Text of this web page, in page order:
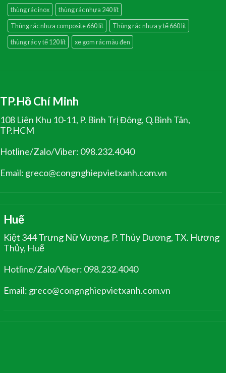
thùng rác inox
thùng rác nhựa 240 lít
Thùng rác nhựa composite 660 lít
Thùng rác nhựa y tế 660 lít
thùng rác y tế 120 lít
xe gom rác màu đen
TP.Hồ Chí Minh
108 Liên Khu 10-11, P. Bình Trị Đông, Q.Bình Tân,
TP.HCM
Hotline/Zalo/Viber: 098.232.4040
Email: greco@congnghiepvietxanh.com.vn
Huế
Kiệt 344 Trưng Nữ Vương, P. Thủy Dương, TX. Hương
Thủy, Huế
Hotline/Zalo/Viber: 098.232.4040
Email: greco@congnghiepvietxanh.com.vn